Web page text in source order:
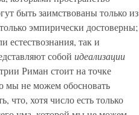
быть заимствованы только из
эмпирически достоверны;
так и
собой идеализации
Риман стоит на точке
мы не можем обосновать
хотя число есть только